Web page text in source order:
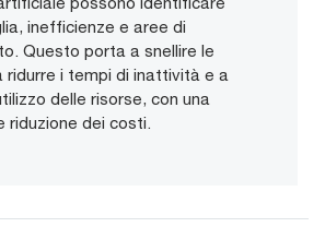
inefficienze e aree di
Questo porta a snellire le
ridurre i tempi di inattività e a
delle risorse, con una
riduzione dei costi.